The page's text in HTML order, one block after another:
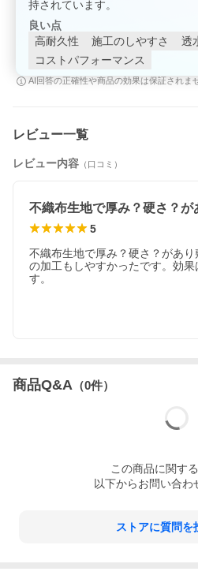
持されています。
良い点
高耐久性
施工のしやすさ 透
コストパフォーマンス
AI回答の正確性や商品の効果は保証されま
レビュー一覧
レビュー内容 （口コミ）
5
不織布生地で厚み？硬さ？があ
の加工もしやすかったです。効
す。
商品Q&A （0件）
この商品に関す
以下からお問い合わ
ストアに質問を